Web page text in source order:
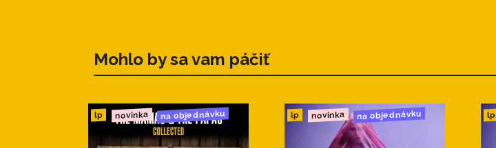
Mohlo by sa vam páčiť
lp novinka na objednávku lp novinka na objednávku lp